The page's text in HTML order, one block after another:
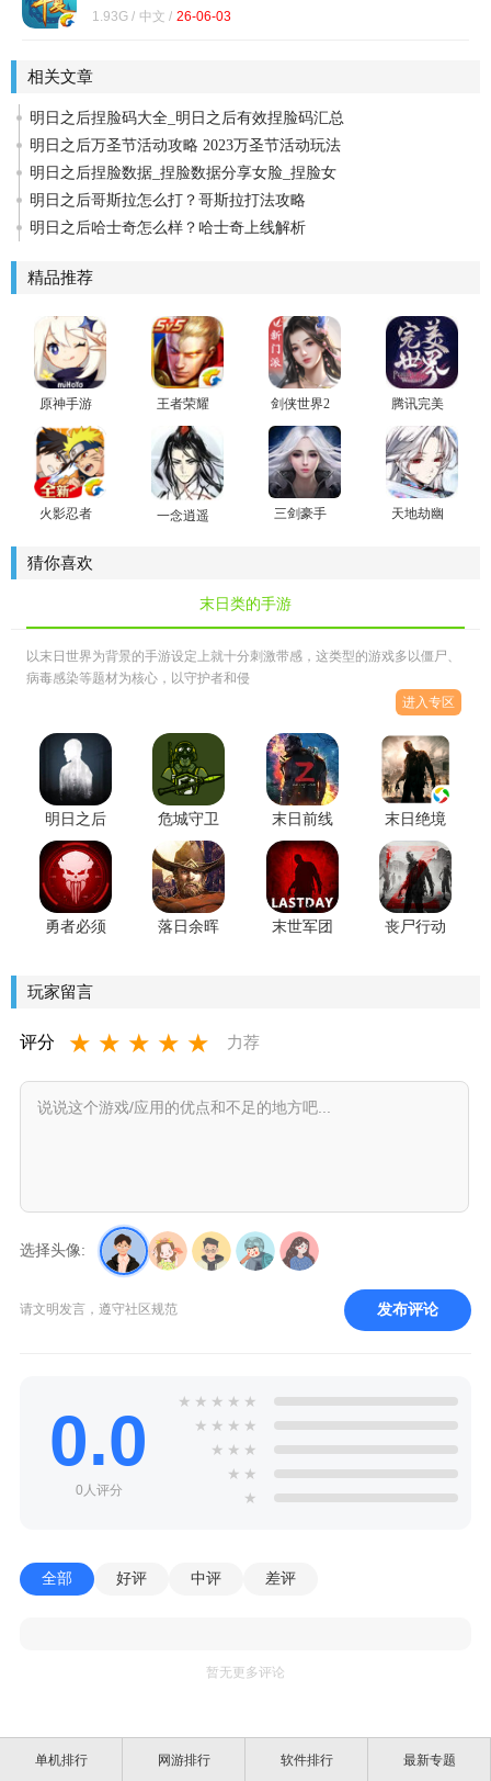
1.93G / 中文 / 26-06-03
相关文章
明日之后捏脸码大全_明日之后有效捏脸码汇总
明日之后万圣节活动攻略 2023万圣节活动玩法
明日之后捏脸数据_捏脸数据分享女脸_捏脸女
明日之后哥斯拉怎么打？哥斯拉打法攻略
明日之后哈士奇怎么样？哈士奇上线解析
精品推荐
原神手游 王者荣耀
剑侠世界2
官方版
腾讯完美
世界手游
火影忍者
代手游
一念逍遥
三剑豪手
天地劫幽
猜你喜欢
末日类的手游
以末日世界为背景的手游设定上就十分刺激带感，这类型的游戏多以僵尸、
病毒感染等题材为核心，以守护者和侵
进入专区
明日之后
互通版
危城守卫
安卓版
末日前线
手游
末日绝境
血战求生
安卓版
勇者必须
落日余晖
末世军团
丧尸行动
玩家留言
评分 ★ ★ ★ ★ ★ 力荐
选择头像:
请文明发言，遵守社区规范 发布评论
0.0
0人评分
★ ★ ★ ★ ★
★ ★ ★ ★
★ ★ ★
★ ★
★
全部 好评 中评 差评
暂无更多评论
单机排行 网游排行 软件排行 最新专题